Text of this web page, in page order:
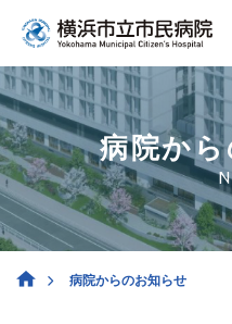
病院か
病院からのお知らせ